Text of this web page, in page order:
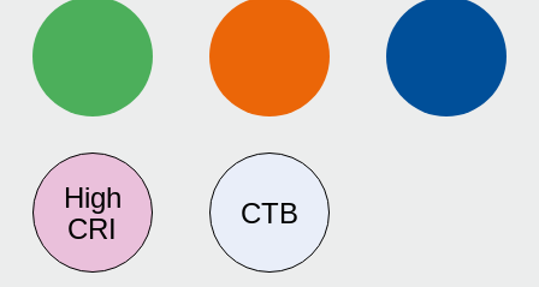
High
CRI
CTB